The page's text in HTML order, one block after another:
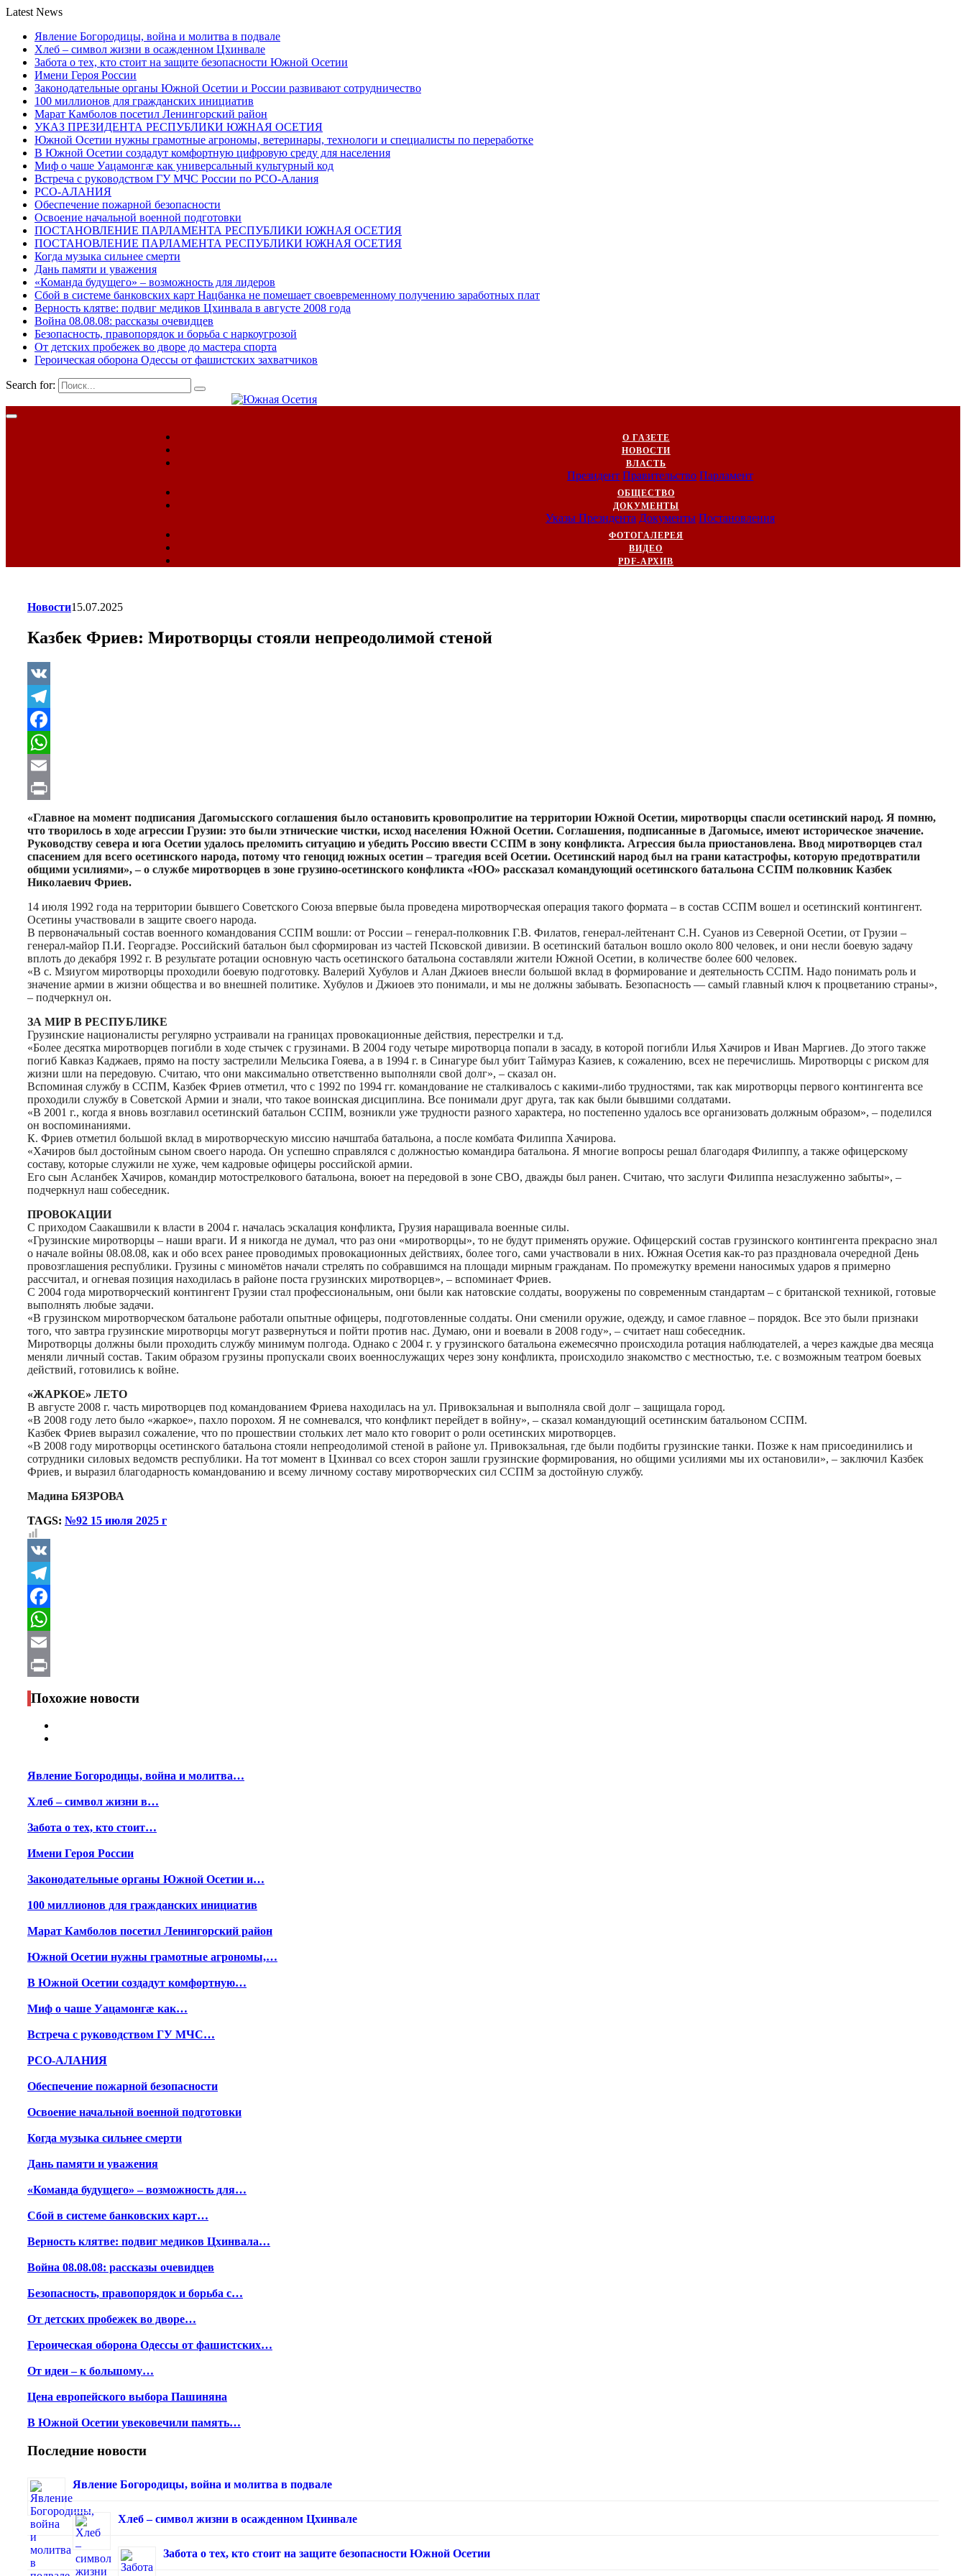
Latest News
Явление Богородицы, война и молитва в подвале
Хлеб – символ жизни в осажденном Цхинвале
Забота о тех, кто стоит на защите безопасности Южной Осетии
Имени Героя России
Законодательные органы Южной Осетии и России развивают сотрудничество
100 миллионов для гражданских инициатив
Марат Камболов посетил Ленингорский район
УКАЗ ПРЕЗИДЕНТА РЕСПУБЛИКИ ЮЖНАЯ ОСЕТИЯ
Южной Осетии нужны грамотные агрономы, ветеринары, технологи и специалисты по переработке
В Южной Осетии создадут комфортную цифровую среду для населения
Миф о чаше Уацамонгæ как универсальный культурный код
Встреча с руководством ГУ МЧС России по РСО-Алания
РСО-АЛАНИЯ
Обеспечение пожарной безопасности
Освоение начальной военной подготовки
ПОСТАНОВЛЕНИЕ ПАРЛАМЕНТА РЕСПУБЛИКИ ЮЖНАЯ ОСЕТИЯ
ПОСТАНОВЛЕНИЕ ПАРЛАМЕНТА РЕСПУБЛИКИ ЮЖНАЯ ОСЕТИЯ
Когда музыка сильнее смерти
Дань памяти и уважения
«Команда будущего» – возможность для лидеров
Сбой в системе банковских карт Нацбанка не помешает своевременному получению заработных плат
Верность клятве: подвиг медиков Цхинвала в августе 2008 года
Война 08.08.08: рассказы очевидцев
Безопасность, правопорядок и борьба с наркоугрозой
От детских пробежек во дворе до мастера спорта
Героическая оборона Одессы от фашистских захватчиков
Search for:
О ГАЗЕТЕ
НОВОСТИ
ВЛАСТЬ
Президент Правительство Парламент
ОБЩЕСТВО
ДОКУМЕНТЫ
Указы Президента Документы Постановления
ФОТОГАЛЕРЕЯ
ВИДЕО
PDF-АРХИВ
Новости15.07.2025
Казбек Фриев: Миротворцы стояли непреодолимой стеной
VK
Telegram
Facebook
WhatsApp
Email
Print
«Главное на момент подписания Дагомысского соглашения было остановить кровопролитие на территории Южной Осетии, миротворцы спасли осетинский народ. Я помню,
что творилось в ходе агрессии Грузии: это были этнические чистки, исход населения Южной Осетии. Соглашения, подписанные в Дагомысе, имеют историческое значение.
Руководству севера и юга Осетии удалось преломить ситуацию и убедить Россию ввести ССПМ в зону конфликта. Агрессия была приостановлена. Ввод миротворцев стал
спасением для всего осетинского народа, потому что геноцид южных осетин – трагедия всей Осетии. Осетинский народ был на грани катастрофы, которую предотвратили
общими усилиями», – о службе миротворцев в зоне грузино-осетинского конфликта «ЮО» рассказал командующий осетинского батальона ССПМ полковник Казбек
Николаевич Фриев.
14 июля 1992 года на территории бывшего Советского Союза впервые была проведена миротворческая операция такого формата – в состав ССПМ вошел и осетинский контингент.
Осетины участвовали в защите своего народа.
В первоначальный состав военного командования ССПМ вошли: от России – генерал-полковник Г.В. Филатов, генерал-лейтенант С.Н. Суанов из Северной Осетии, от Грузии –
генерал-майор П.И. Георгадзе. Российский батальон был сформирован из частей Псковской дивизии. В осетинский батальон вошло около 800 человек, и они несли боевую задачу
вплоть до декабря 1992 г. В результате ротации основную часть осетинского батальона составляли жители Южной Осетии, в количестве более 600 человек.
«В с. Мзиугом миротворцы проходили боевую подготовку. Валерий Хубулов и Алан Джиоев внесли большой вклад в формирование и деятельность ССПМ. Надо понимать роль и
значение армии в жизни общества и во внешней политике. Хубулов и Джиоев это понимали, и мы не должны забывать. Безопасность — самый главный ключ к процветанию страны»,
– подчеркнул он.
ЗА МИР В РЕСПУБЛИКЕ
Грузинские националисты регулярно устраивали на границах провокационные действия, перестрелки и т.д.
«Более десятка миротворцев погибли в ходе стычек с грузинами. В 2004 году четыре миротворца попали в засаду, в которой погибли Илья Хачиров и Иван Маргиев. До этого также
погиб Кавказ Каджаев, прямо на посту застрелили Мельсика Гояева, а в 1994 г. в Синагуре был убит Таймураз Казиев, к сожалению, всех не перечислишь. Миротворцы с риском для
жизни шли на передовую. Считаю, что они максимально ответственно выполняли свой долг», – сказал он.
Вспоминая службу в ССПМ, Казбек Фриев отметил, что с 1992 по 1994 гг. командование не сталкивалось с какими-либо трудностями, так как миротворцы первого контингента все
проходили службу в Советской Армии и знали, что такое воинская дисциплина. Все понимали друг друга, так как были бывшими солдатами.
«В 2001 г., когда я вновь возглавил осетинский батальон ССПМ, возникли уже трудности разного характера, но постепенно удалось все организовать должным образом», – поделился
он воспоминаниями.
К. Фриев отметил большой вклад в миротворческую миссию начштаба батальона, а после комбата Филиппа Хачирова.
«Хачиров был достойным сыном своего народа. Он успешно справлялся с должностью командира батальона. Я многие вопросы решал благодаря Филиппу, а также офицерскому
составу, которые служили не хуже, чем кадровые офицеры российской армии.
Его сын Асланбек Хачиров, командир мотострелкового батальона, воюет на передовой в зоне СВО, дважды был ранен. Считаю, что заслуги Филиппа незаслуженно забыты», –
подчеркнул наш собеседник.
ПРОВОКАЦИИ
С приходом Саакашвили к власти в 2004 г. началась эскалация конфликта, Грузия наращивала военные силы.
«Грузинские миротворцы – наши враги. И я никогда не думал, что раз они «миротворцы», то не будут применять оружие. Офицерский состав грузинского контингента прекрасно знал
о начале войны 08.08.08, как и обо всех ранее проводимых провокационных действиях, более того, сами участвовали в них. Южная Осетия как-то раз праздновала очередной День
провозглашения республики. Грузины с миномётов начали стрелять по собравшимся на площади мирным гражданам. По промежутку времени наносимых ударов я примерно
рассчитал, и огневая позиция находилась в районе поста грузинских миротворцев», – вспоминает Фриев.
С 2004 года миротворческий контингент Грузии стал профессиональным, они были как натовские солдаты, вооружены по современным стандартам – с британской техникой, готовые
выполнять любые задачи.
«В грузинском миротворческом батальоне работали опытные офицеры, подготовленные солдаты. Они сменили оружие, одежду, и самое главное – порядок. Все это были признаки
того, что завтра грузинские миротворцы могут развернуться и пойти против нас. Думаю, они и воевали в 2008 году», – считает наш собеседник.
Миротворцы должны были проходить службу минимум полгода. Однако с 2004 г. у грузинского батальона ежемесячно происходила ротация наблюдателей, а через каждые два месяца
меняли личный состав. Таким образом грузины пропускали своих военнослужащих через зону конфликта, происходило знакомство с местностью, т.е. с возможным театром боевых
действий, готовились к войне.
«ЖАРКОЕ» ЛЕТО
В августе 2008 г. часть миротворцев под командованием Фриева находилась на ул. Привокзальная и выполняла свой долг – защищала город.
«В 2008 году лето было «жаркое», пахло порохом. Я не сомневался, что конфликт перейдет в войну», – сказал командующий осетинским батальоном ССПМ.
Казбек Фриев выразил сожаление, что по прошествии стольких лет мало кто говорит о роли осетинских миротворцев.
«В 2008 году миротворцы осетинского батальона стояли непреодолимой стеной в районе ул. Привокзальная, где были подбиты грузинские танки. Позже к нам присоединились и
сотрудники силовых ведомств республики. На тот момент в Цхинвал со всех сторон зашли грузинские формирования, но общими усилиями мы их остановили», – заключил Казбек
Фриев, и выразил благодарность командованию и всему личному составу миротворческих сил ССПМ за достойную службу.
Мадина БЯЗРОВА
TAGS: №92 15 июля 2025 г
VK
Telegram
Facebook
WhatsApp
Email
Print
Похожие новости
Явление Богородицы, война и молитва…
Хлеб – символ жизни в…
Забота о тех, кто стоит…
Имени Героя России
Законодательные органы Южной Осетии и…
100 миллионов для гражданских инициатив
Марат Камболов посетил Ленингорский район
Южной Осетии нужны грамотные агрономы,…
В Южной Осетии создадут комфортную…
Миф о чаше Уацамонгæ как…
Встреча с руководством ГУ МЧС…
РСО-АЛАНИЯ
Обеспечение пожарной безопасности
Освоение начальной военной подготовки
Когда музыка сильнее смерти
Дань памяти и уважения
«Команда будущего» – возможность для…
Сбой в системе банковских карт…
Верность клятве: подвиг медиков Цхинвала…
Война 08.08.08: рассказы очевидцев
Безопасность, правопорядок и борьба с…
От детских пробежек во дворе…
Героическая оборона Одессы от фашистских…
От идеи – к большому…
Цена европейского выбора Пашиняна
В Южной Осетии увековечили память…
Последние новости
Явление Богородицы, война и молитва в подвале
Хлеб – символ жизни в осажденном Цхинвале
Забота о тех, кто стоит на защите безопасности Южной Осетии